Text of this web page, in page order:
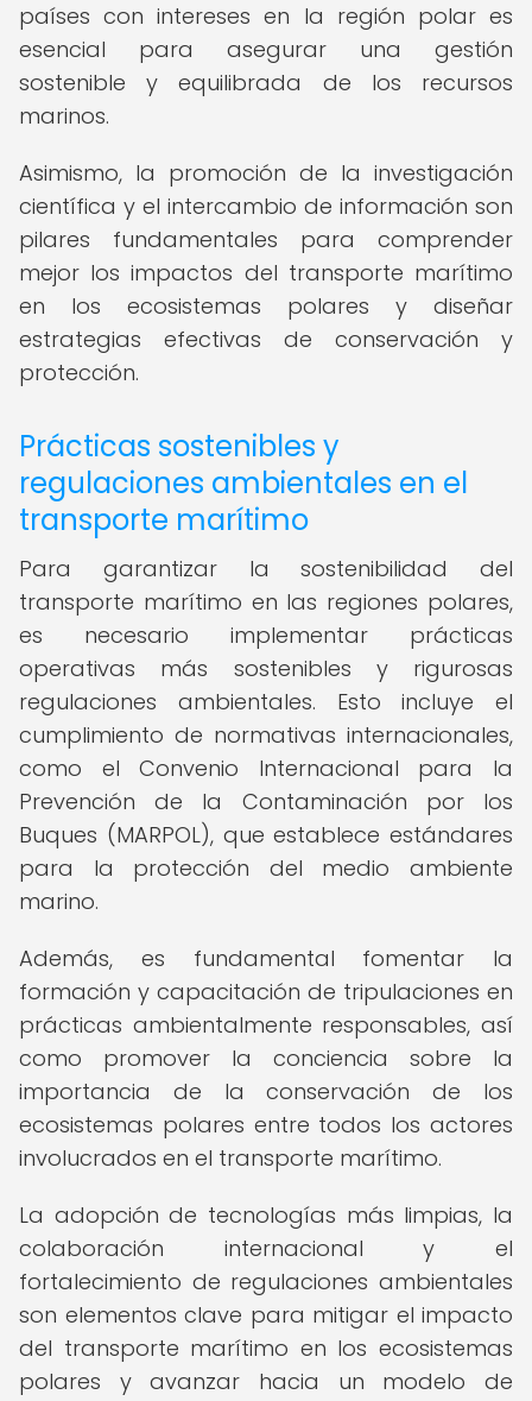
países con intereses en la región polar es
esencial para asegurar una gestión
sostenible y equilibrada de los recursos
marinos.
Asimismo, la promoción de la investigación
científica y el intercambio de información son
pilares fundamentales para comprender
mejor los impactos del transporte marítimo
en los ecosistemas polares y diseñar
estrategias efectivas de conservación y
protección.
Prácticas sostenibles y
regulaciones ambientales en el
transporte marítimo
Para garantizar la sostenibilidad del
transporte marítimo en las regiones polares,
es necesario implementar prácticas
operativas más sostenibles y rigurosas
regulaciones ambientales. Esto incluye el
cumplimiento de normativas internacionales,
como el Convenio Internacional para la
Prevención de la Contaminación por los
Buques (MARPOL), que establece estándares
para la protección del medio ambiente
marino.
Además, es fundamental fomentar la
formación y capacitación de tripulaciones en
prácticas ambientalmente responsables, así
como promover la conciencia sobre la
importancia de la conservación de los
ecosistemas polares entre todos los actores
involucrados en el transporte marítimo.
La adopción de tecnologías más limpias, la
colaboración internacional y el
fortalecimiento de regulaciones ambientales
son elementos clave para mitigar el impacto
del transporte marítimo en los ecosistemas
polares y avanzar hacia un modelo de